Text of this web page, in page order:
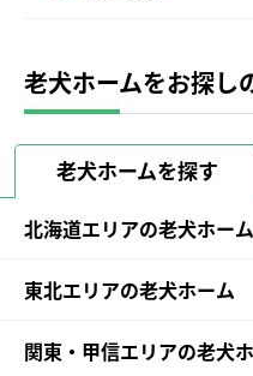
老犬ホームをお探し
老犬ホームを探す
北海道エリアの老犬ホーム
東北エリアの老犬ホーム
関東・甲信エリアの老犬